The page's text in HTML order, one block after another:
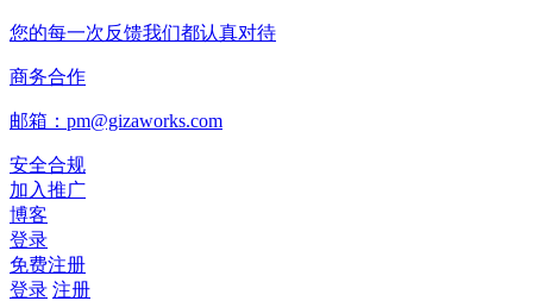
您的每一次反馈我们都认真对待
商务合作
邮箱：pm@gizaworks.com
安全合规
加入推广
博客
登录
免费注册
登录 注册